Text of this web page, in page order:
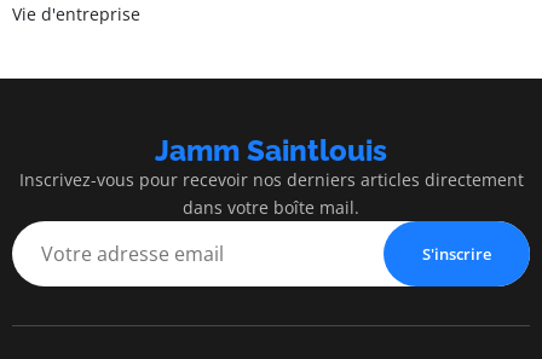
Vie d'entreprise
Jamm Saintlouis
Inscrivez-vous pour recevoir nos derniers articles directement
dans votre boîte mail.
S'inscrire